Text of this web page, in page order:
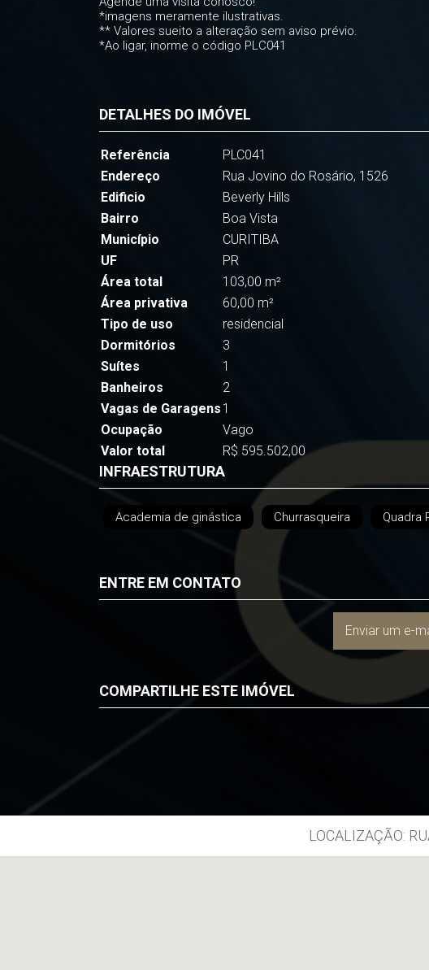
*imagens meramente ilustrativas.
** Valores sueito a alteração sem aviso prévio.
*Ao ligar, inorme o código PLC041
DETALHES DO IMÓVEL
Referência
PLC041
Endereço
Rua Jovino do Rosário, 1526
Edificio
Beverly Hills
Bairro
Boa Vista
Município
CURITIBA
UF
PR
Área total
103,00 m²
Área privativa
60,00 m²
Tipo de uso
residencial
Dormitórios
3
Suítes
1
Banheiros
2
Vagas de Garagens 1
Ocupação
Vago
Valor total
R$ 595.502,00
INFRAESTRUTURA
Academia de ginástica Churrasqueira Quadra
ENTRE EM CONTATO
Enviar um e-
COMPARTILHE ESTE IMÓVEL
LOCALIZAÇÃO: